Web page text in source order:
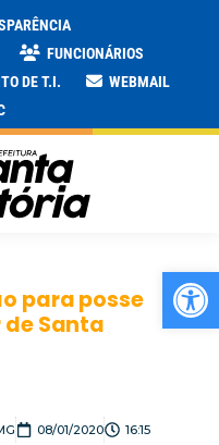
FUNCIONÁRIOS
DE T.I.
WEBMAIL
para posse
Santa
08/01/2020 16:15